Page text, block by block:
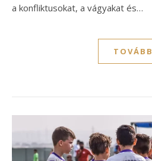
a konfliktusokat, a vágyakat és…
TOVÁBB